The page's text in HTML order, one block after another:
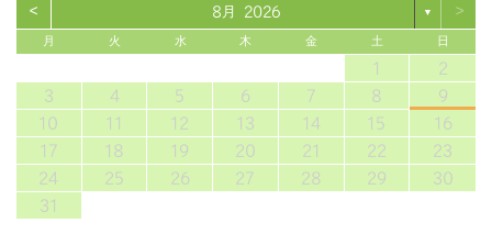
< 8月 2026 ▼ >
月 火 水 木 金 土 日
1
2
3
4 5 6 7 8
9
10
11 12 13 14 15
16
17
18 19 20 21 22
23
24
25 26 27 28 29
30
31